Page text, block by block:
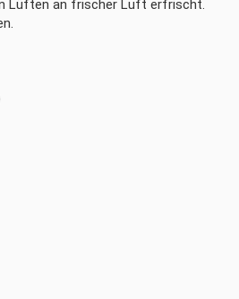
Lüften an frischer Luft erfrischt.